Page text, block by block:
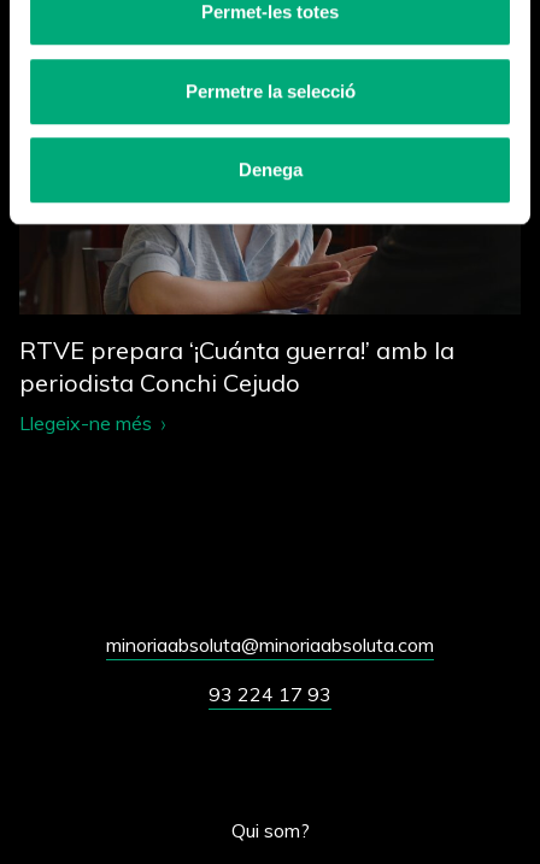
Permet-les totes
Permetre la selecció
Denega
RTVE prepara ‘¡Cuánta guerra!’ amb la
periodista Conchi Cejudo
Llegeix-ne més
minoriaabsoluta@minoriaabsoluta.com
93 224 17 93
Qui som?